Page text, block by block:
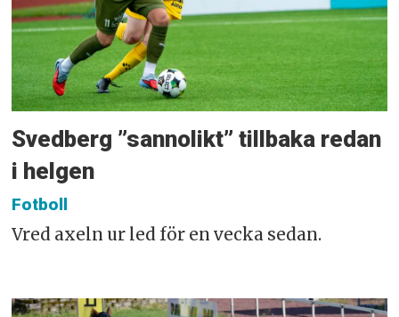
Svedberg ”sannolikt” tillbaka redan
i helgen
Fotboll
Vred axeln ur led för en vecka sedan.